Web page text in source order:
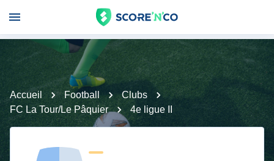
Accueil Football
Clubs
FC La Tour/Le Pâquier
4e ligue II